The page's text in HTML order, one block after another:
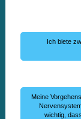
Ich biete
Meine
wichtig,